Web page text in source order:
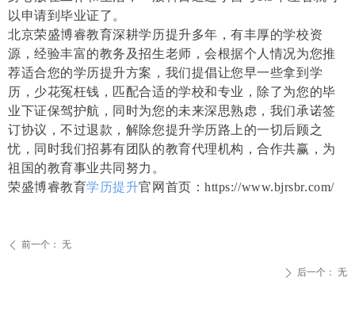
以申请到毕业证了。
北京荣盛博睿教育深耕学历提升多年，有丰厚的学校资
源，经验丰富的教务及招生老师，会根据个人情况为您推
荐适合您的学历提升方案，我们提倡让您早一些拿到学
历，少花冤枉钱，匹配合适的学校和专业，除了为您的毕
业下证保驾护航，同时为您的未来深思熟虑，我们承诺签
订协议，不过退款，解除您提升学历路上的一切后顾之
忧，同时我们招募有团队的教育代理机构，合作共赢，为
祖国的教育事业共同努力。
荣盛博睿教育学历提升官网首页：https://www.bjrsbr.com/
ꄴ 前一个： 无
ꄲ 后一个： 无